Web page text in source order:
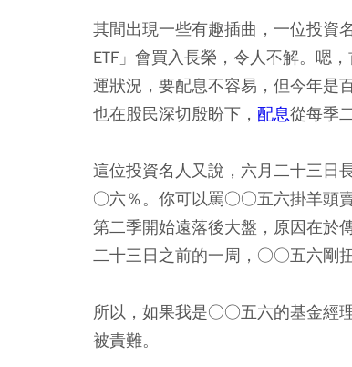
其間出現一些有趣插曲，一位投
ETF」會買入長榮，令人不解。嗯
運狀況，要配息不容易，但今年是
也在股民深切殷盼下， 配息從每季
這位投資名人又說，六月二十三
○六％。你可以罵○○五六掛羊頭賣
第二季開始遠落後大盤，原因在於
二十三日之前的一周，○○五六剛
所以，如果我是○○五六的基金經
被責難。